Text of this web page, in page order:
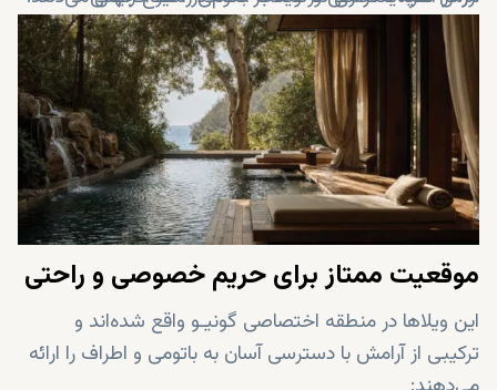
استخرها، فضاهای تفریحی به سبک لاگون و استخر کودکان
زمین‌های تنیس، بسکتبال و فضاهای تفریحی روباز
کلاب‌هاوس‌های اختصاصی ساکنان برای رویدادها و
گردهمایی‌ها
باغ‌های سرسبز، فضاهای باز سبز و زمین‌های بازی
امنیت ۲۴ ساعته، خدمات کانسیرج و مدیریت املاک
موقعیت ممتاز برای حریم خصوصی و راحتی
این ویلاها در منطقه اختصاصی گونیـو واقع شده‌اند و
ترکیبی از آرامش با دسترسی آسان به باتومی و اطراف را ارائه